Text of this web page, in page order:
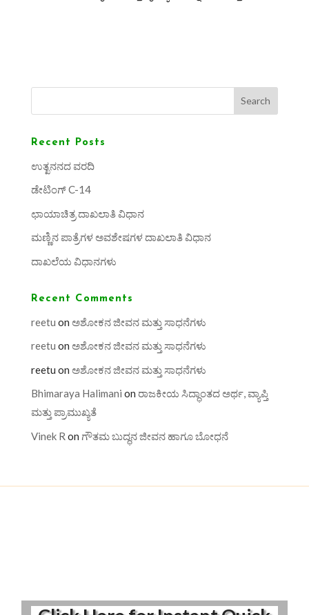
Search
Recent Posts
ಉತ್ಖನನದ ವರದಿ
ಡೇಟಿಂಗ್ C-14
ಛಾಯಾಚಿತ್ರ ದಾಖಲಾತಿ ವಿಧಾನ
ಮಣ್ಣಿನ ಪಾತ್ರೆಗಳ ಅವಶೇಷಗಳ ದಾಖಲಾತಿ ವಿಧಾನ
ದಾಖಲೆಯ ವಿಧಾನಗಳು
Recent Comments
reetu on ಅಶೋಕನ ಜೀವನ ಮತ್ತು ಸಾಧನೆಗಳು
reetu on ಅಶೋಕನ ಜೀವನ ಮತ್ತು ಸಾಧನೆಗಳು
reetu on ಅಶೋಕನ ಜೀವನ ಮತ್ತು ಸಾಧನೆಗಳು
Bhimaraya Halimani on ರಾಜಕೀಯ ಸಿದ್ಧಾಂತದ ಅರ್ಥ, ವ್ಯಾಪ್ತಿ
ಮತ್ತು ಪ್ರಾಮುಖ್ಯತೆ
Vinek R on ಗೌತಮ ಬುದ್ಧನ ಜೀವನ ಹಾಗೂ ಬೋಧನೆ